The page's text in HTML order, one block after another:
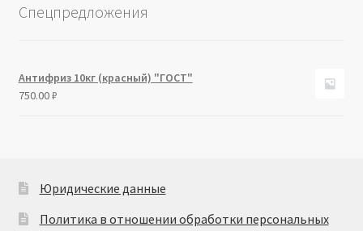
Спецпредложения
Антифриз 10кг (красный) "ГОСТ"
750.00₽
Юридические данные
Политика в отношении обработки персональных